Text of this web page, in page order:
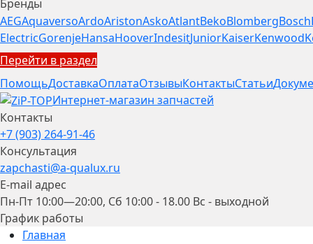
Бренды
AEGAquaversoArdoAristonAskoAtlantBekoBlombergBosch
ElectricGorenjeHansaHooverIndesitJuniorKaiserKenwood
Перейти в раздел
ПомощьДоставкаОплатаОтзывыКонтактыСтатьи
Интернет-магазин запчастей
Контакты
+7 (903) 264-91-46
Консультация
zapchasti@a-qualux.ru
E-mail адрес
Пн-Пт 10:00—20:00, Сб 10:00 - 18.00 Вс - выходной
График работы
Главная